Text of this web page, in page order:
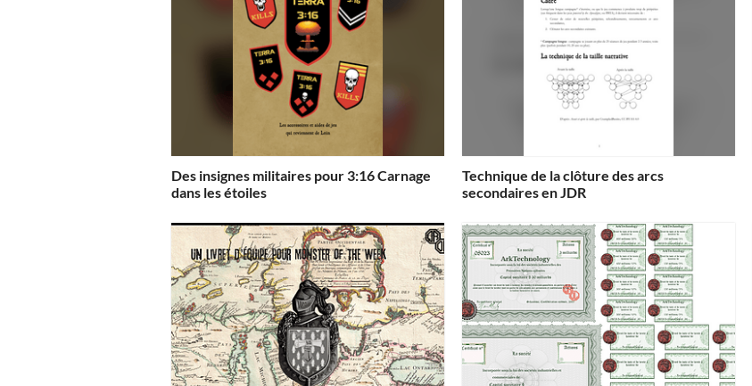
Des insignes militaires pour 3:16 Carnage
dans les étoiles
Technique de la clôture des arcs
secondaires en JDR